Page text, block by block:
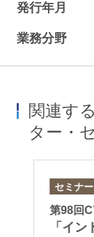
発行年月
業務分野
関連す
ター・
セミナー
第98回
「イン